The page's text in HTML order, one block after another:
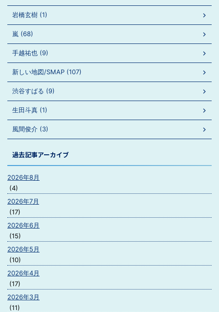
岩橋玄樹 (1)
嵐 (68)
手越祐也 (9)
新しい地図/SMAP (107)
渋谷すばる (9)
生田斗真 (1)
風間俊介 (3)
過去記事アーカイブ
2026年8月
(4)
2026年7月
(17)
2026年6月
(15)
2026年5月
(10)
2026年4月
(17)
2026年3月
(11)